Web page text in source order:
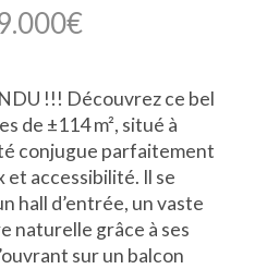
!!! Découvrez ce bel
de ±114 m², situé à
conjugue parfaitement
et accessibilité. Il se
hall d’entrée, un vaste
naturelle grâce à ses
sur un balcon